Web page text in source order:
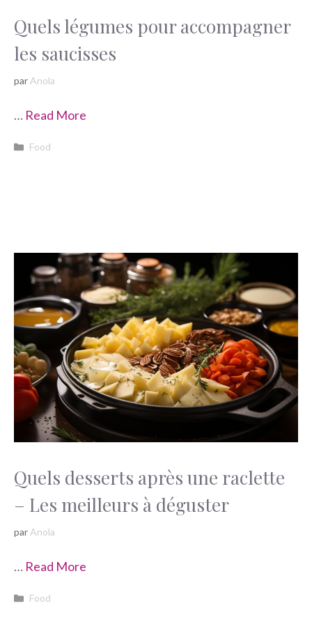
Quels légumes pour accompagner
les saucisses
par Anola
… Read More
Catégories
Food
Quels desserts après une raclette
– Les meilleurs à déguster
par Anola
… Read More
Catégories
Food